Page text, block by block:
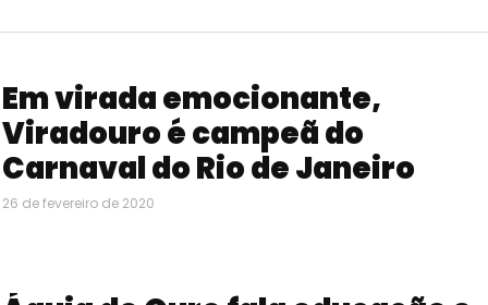
Em virada emocionante,
Viradouro é campeã do
Carnaval do Rio de Janeiro
26 de fevereiro de 2020